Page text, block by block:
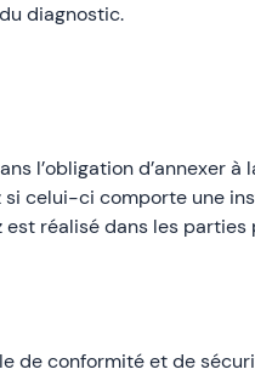
diagnostic.
l’obligation d’annexer à
si celui-ci comporte une
est réalisé dans les
de conformité et de